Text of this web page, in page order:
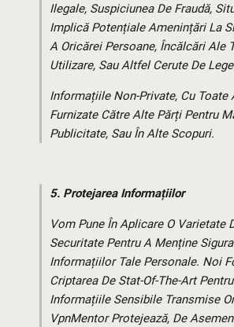
Ilegale, Suspiciunea De Fraudă,
Implică Potențiale Amenințări La
A Oricărei Persoane, Încălcări Ale
Utilizare, Sau Altfel Cerute De
Informațiile Non-Private, Cu Toate
Furnizate Către Alte Părți Pentru
Publicitate, Sau În Alte Scopuri.
5. Protejarea Informațiilor
Vom Pune În Aplicare O Varietate
Securitate Pentru A Menține
Informațiilor Tale Personale. Noi
Criptarea De Stat-Of-The-Art
Informațiile Sensibile Transmise
VpnMentor Protejează, De